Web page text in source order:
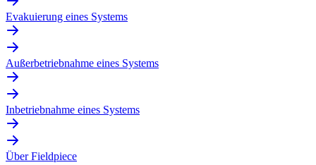
Evakuierung eines Systems
Außerbetriebnahme eines Systems
Inbetriebnahme eines Systems
Über Fieldpiece